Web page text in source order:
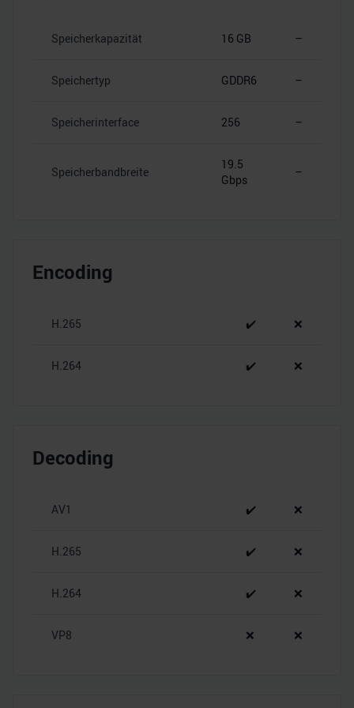
Speicherkapazität 16 GB –
Speichertyp GDDR6 –
Speicherinterface 256 –
Speicherbandbreite
19.5
Gbps
–
Encoding
H.265 ✔️ ❌
H.264 ✔️ ❌
Decoding
AV1 ✔️ ❌
H.265 ✔️ ❌
H.264 ✔️ ❌
VP8 ❌ ❌